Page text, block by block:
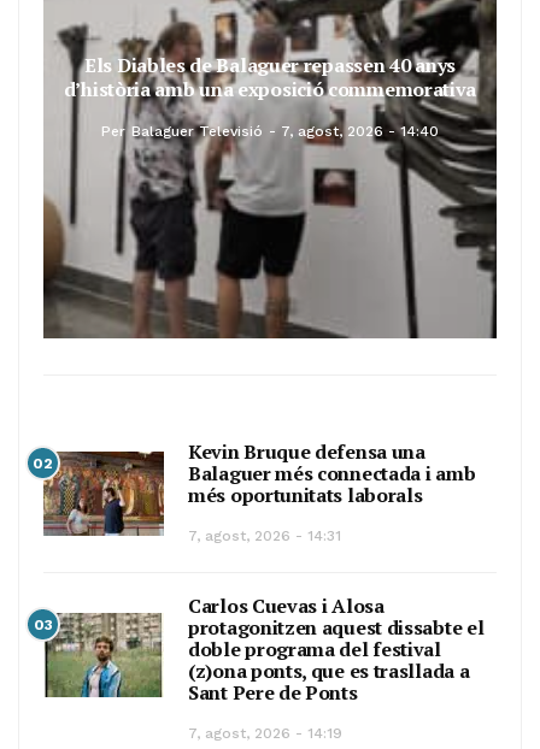
Els Diables de Balaguer repassen 40 anys
d’història amb una exposició commemorativa
Per Balaguer Televisió 7, agost, 2026 - 14:40
02
Kevin Bruque defensa una
Balaguer més connectada i amb
més oportunitats laborals
7, agost, 2026 - 14:31
03
Carlos Cuevas i Alosa
protagonitzen aquest dissabte el
doble programa del festival
(z)ona ponts, que es trasllada a
Sant Pere de Ponts
7, agost, 2026 - 14:19